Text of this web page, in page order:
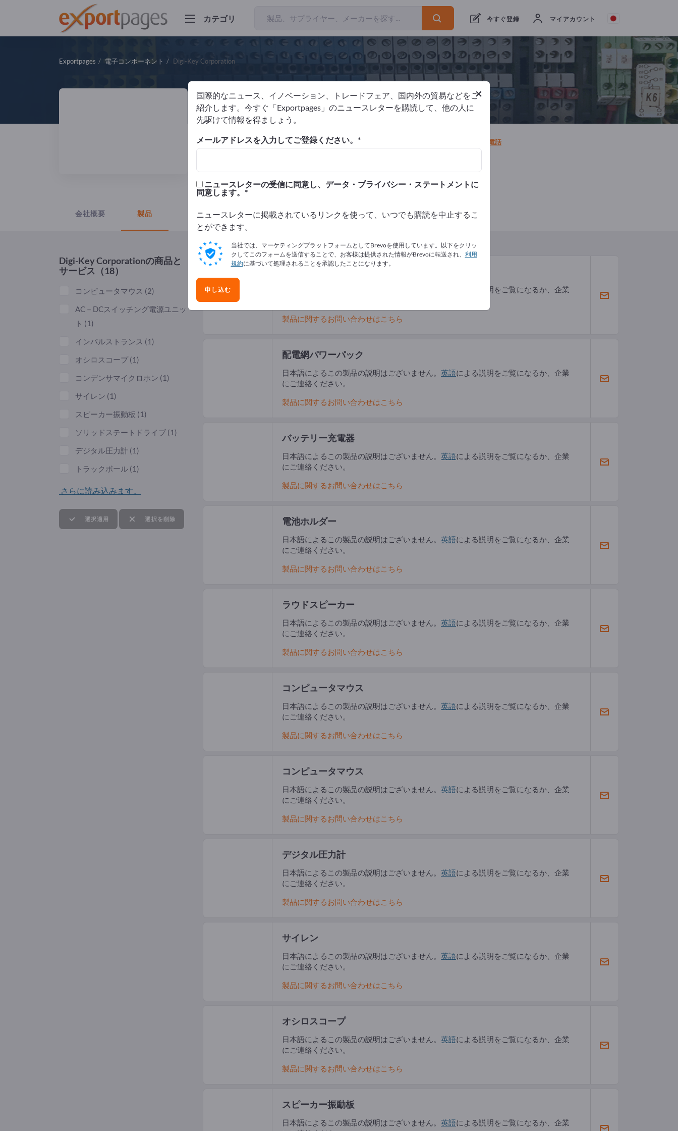
カテゴリ 今すぐ登録 マイアカウント
Exportpages 電子コンポーネント Digi-Key Corporation
Digi-Key Corporation
サプライヤー アメリカ合衆国 Website 電話
会社概要 製品
クエ
トを
信
話
Digi-Key Corporationの商品と
サービス（18）
コンピュータマウス (2)
AC－DCスイッチング電源ユニッ
ト (1)
インパルストランス (1)
オシロスコープ(1)
コンデンサマイクロホン (1)
サイレン (1)
スピーカー振動板 (1)
ソリッドステートドライブ (1)
デジタル圧力計 (1)
トラックボール (1)
さらに読み込みます。
選択適用 選択を削除
による説明をご覧になるか、企業
製品に関するお問い合わせはこちら
配電網パワーパック
日本語によるこの製品の説明はございません。 英語による説明をご覧になるか、企業
にご連絡ください。
製品に関するお問い合わせはこちら
バッテリー充電器
日本語によるこの製品の説明はございません。 英語による説明をご覧になるか、企業
にご連絡ください。
製品に関するお問い合わせはこちら
電池ホルダー
日本語によるこの製品の説明はございません。 英語による説明をご覧になるか、企業
にご連絡ください。
製品に関するお問い合わせはこちら
ラウドスピーカー
日本語によるこの製品の説明はございません。 英語による説明をご覧になるか、企業
にご連絡ください。
製品に関するお問い合わせはこちら
コンピュータマウス
日本語によるこの製品の説明はございません。 英語による説明をご覧になるか、企業
にご連絡ください。
製品に関するお問い合わせはこちら
コンピュータマウス
日本語によるこの製品の説明はございません。 英語による説明をご覧になるか、企業
にご連絡ください。
製品に関するお問い合わせはこちら
デジタル圧力計
日本語によるこの製品の説明はございません。 英語による説明をご覧になるか、企業
にご連絡ください。
製品に関するお問い合わせはこちら
サイレン
日本語によるこの製品の説明はございません。 英語による説明をご覧になるか、企業
にご連絡ください。
製品に関するお問い合わせはこちら
オシロスコープ
日本語によるこの製品の説明はございません。 英語による説明をご覧になるか、企業
にご連絡ください。
製品に関するお問い合わせはこちら
スピーカー振動板
日本語によるこの製品の説明はございません。 英語による説明をご覧になるか、企業
×
国際的なニュース、イノベーション、トレードフェア、国内外の貿易などをご
紹介します。今すぐ「Exportpages」のニュースレターを購読して、他の人に
先駆けて情報を得ましょう。
メールアドレスを入力してご登録ください。
ニュースレターの受信に同意し、データ・プライバシー・ステートメントに
同意します。
ニュースレターに掲載されているリンクを使って、いつでも購読を中止するこ
とができます。
当社では、マーケティングプラットフォームとしてBrevoを使用しています。以下をクリッ
クしてこのフォームを送信することで、お客様は提供された情報がBrevoに転送され、 利用
規約に基づいて処理されることを承認したことになります。
申し込む